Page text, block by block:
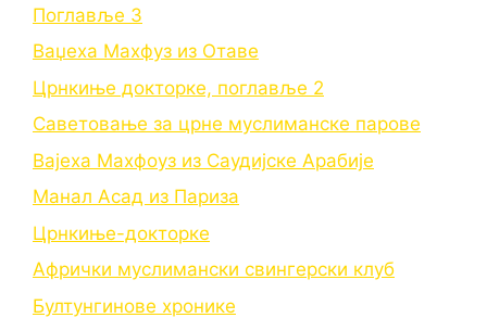
Поглавље 3
Ваџеха Махфуз из Отаве
Црнкиње докторке, поглавље 2
Саветовање за црне муслиманске парове
Вајеха Махфоуз из Саудијске Арабије
Манал Асад из Париза
Црнкиње-докторке
Афрички муслимански свингерски клуб
Бултунгинове хронике